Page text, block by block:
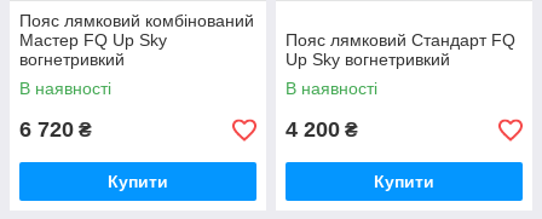
Пояс лямковий комбінований
Мастер FQ Up Sky
вогнетривкий
В наявності
6 720 ₴
Купити
Пояс лямковий Cтандарт FQ
Up Sky вогнетривкий
В наявності
4 200 ₴
Купити